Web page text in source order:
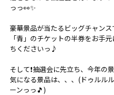
っっ👀✨
豪華景品が当たるビッグチャン
「青」のチケットの半券をお手
ちくださいっ♪
そして❗️抽選会に先立ち、今年の
気になる景品は、、、(ドゥルル
ーンっっ🎵)